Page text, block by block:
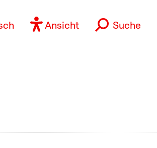
Ansicht Suche